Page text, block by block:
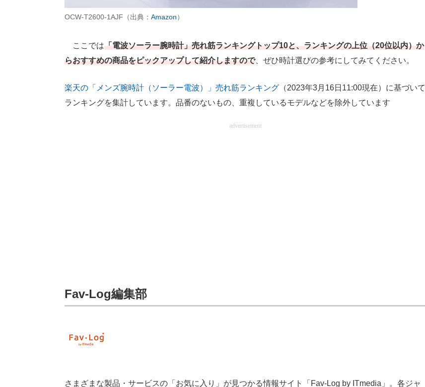
OCW-T2600-1AJF（出典： Amazon）
ここでは「電波ソーラー腕時計」売れ筋ランキングトップ10と、ランキングの上位（20位以内）か
らおすすめの商品をピックアップして紹介しますので、ぜひ時計選びの参考にしてみてください。
楽天の「メンズ腕時計（ソーラー電波）」売れ筋ランキング （2023年3月16日11:00現在）に基づいて
ランキングを集計しています。品番のないもの、重複しているモデルなどを除外しています
advertisement
Fav-Log編集部
さまざまな製品・サービスの「お気に入り」が見つかる情報サイト「Fav-Log by ITmedia」。各ジャ